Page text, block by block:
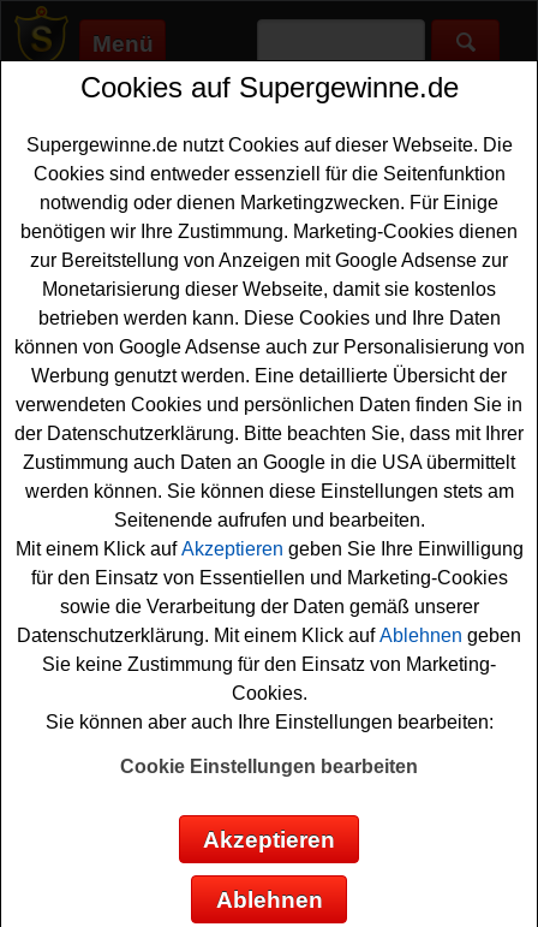
Menü
Supergewinne.de>Gewinnspiele>Technik Gewinnspiele>
Anzeige:
Anzeige:
Glamour Gewinnspiel - Sony
Smartphone gewinnen
Wer gern ein hochwertiges Smartphone gewinnen
möchte, hat bei diesem kostenlosen Glamour
Gewinnspiel eine tolle Gelegenheit dazu. Glamour
verlost ein Sony Xperia 1 IV und mit etwas Glück können
Sie dieses tolleHandy gewinnen. Falls Sie an dem
Gewinnspiel gratis teilnehmen möchten, müssen Sie nur
kurz das kleine Formular ausfüllen und schon sind Sie
mit dabei. Vielleicht klappt es ja und Sie können das
coole Smartphone gewinnen? Auf jeden Fall drücken wir
schon einmal fest die Daumen. Viel Glück!
Glamour verlost ein Sony Xperia 1 IV
Smartphone
Anzeige:
Cookies auf Supergewinne.de
Supergewinne.de nutzt Cookies auf dieser Webseite. Die
Cookies sind entweder essenziell für die Seitenfunktion
notwendig oder dienen Marketingzwecken. Für Einige
benötigen wir Ihre Zustimmung. Marketing-Cookies dienen
zur Bereitstellung von Anzeigen mit Google Adsense zur
Monetarisierung dieser Webseite, damit sie kostenlos
betrieben werden kann. Diese Cookies und Ihre Daten
können von Google Adsense auch zur Personalisierung von
Werbung genutzt werden. Eine detaillierte Übersicht der
verwendeten Cookies und persönlichen Daten finden Sie in
der Datenschutzerklärung. Bitte beachten Sie, dass mit Ihrer
Zustimmung auch Daten an Google in die USA übermittelt
werden können. Sie können diese Einstellungen stets am
Seitenende aufrufen und bearbeiten.
Mit einem Klick aufAkzeptieren geben Sie Ihre Einwilligung
für den Einsatz von Essentiellen und Marketing-Cookies
sowie die Verarbeitung der Daten gemäß unserer
Datenschutzerklärung. Mit einem Klick aufAblehnen geben
Sie keine Zustimmung für den Einsatz von Marketing-
Cookies.
Sie können aber auch Ihre Einstellungen bearbeiten:
Cookie Einstellungen bearbeiten
Akzeptieren
Ablehnen